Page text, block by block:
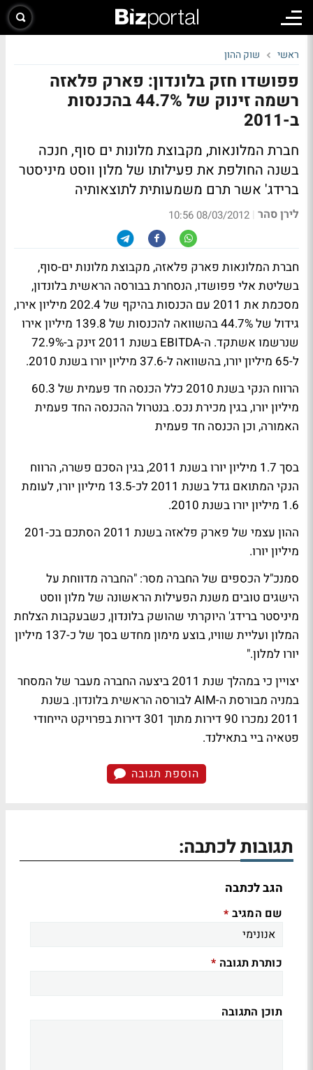
ראשי שוק ההון
פפושדו חזק בלונדון: פארק פלאזה
רשמה זינוק של 44.7% בהכנסות
ב-2011
חברת המלונאות, מקבוצת מלונות ים סוף, חנכה
בשנה החולפת את פעילותו של מלון ווסט מיניסטר
ברידג' אשר תרם משמעותית לתוצאותיה
לירן סהר |
08/03/2012 10:56
חברת המלונאות פארק פלאזה, מקבוצת מלונות ים-סוף,
בשליטת אלי פפושדו, הנסחרת בבורסה הראשית בלונדון,
מסכמת את 2011 עם הכנסות בהיקף של 202.4 מיליון אירו,
גידול של 44.7% בהשוואה להכנסות של 139.8 מיליון אירו
שנרשמו אשתקד. ה-EBITDA בשנת 2011 זינק ב-72.9%
ל-65 מיליון יורו, בהשוואה ל-37.6 מיליון יורו בשנת 2010.
הרווח הנקי בשנת 2010 כלל הכנסה חד פעמית של 60.3
מיליון יורו, בגין מכירת נכס. בנטרול ההכנסה החד פעמית
האמורה, וכן הכנסה חד פעמית
בסך 1.7 מיליון יורו בשנת 2011, בגין הסכם פשרה, הרווח
הנקי המתואם גדל בשנת 2011 לכ-13.5 מיליון יורו, לעומת
1.6 מיליון יורו בשנת 2010.
ההון עצמי של פארק פלאזה בשנת 2011 הסתכם בכ-201
מיליון יורו.
סמנכ"ל הכספים של החברה מסר: "החברה מדווחת על
הישגים טובים משנת הפעילות הראשונה של מלון ווסט
מיניסטר ברידג' היוקרתי שהושק בלונדון, כשבעקבות הצלחת
המלון ועליית שוויו, בוצע מימון מחדש בסך של כ-137 מיליון
יורו למלון."
יצויין כי במהלך שנת 2011 ביצעה החברה מעבר של המסחר
במניה מבורסת ה-AIM לבורסה הראשית בלונדון. בשנת
2011 נמכרו 90 דירות מתוך 301 דירות בפרויקט הייחודי
פטאיה ביי בתאילנד.
הוספת תגובה
תגובות לכתבה:
הגב לכתבה
שם המגיב *
כותרת תגובה *
תוכן התגובה